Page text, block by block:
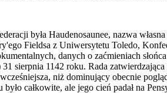
była Haudenosaunee, nazwa
Fieldsa z Uniwersytetu Toledo,
danych o zaćmieniach
sierpnia 1142 roku. Rada
iejsza, niż dominujący obecnie
całkowite, ale jego cień padał na